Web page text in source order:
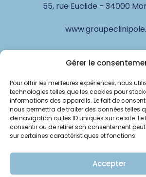
Gérer le
Pour offrir les meilleures expériences, nous
technologies telles que les cookies pour
informations des appareils. Le fait de
nous permettra de traiter des données telles
de navigation ou les ID uniques sur ce site.
consentir ou de retirer son consentement
sur certaines caractéristiques et fonctions.
Accepter
55, rue Euclide - 34000
© Clinipole
Annuaire praticiens
Presse
Plan du site